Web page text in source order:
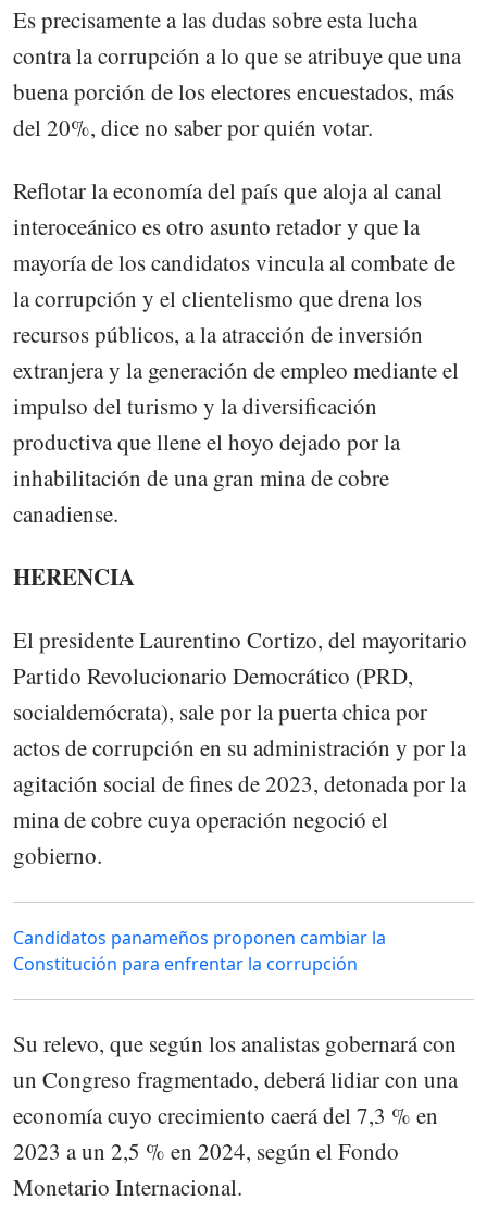
Es precisamente a las dudas sobre esta lucha
contra la corrupción a lo que se atribuye que una
buena porción de los electores encuestados, más
del 20%, dice no saber por quién votar.
Reflotar la economía del país que aloja al canal
interoceánico es otro asunto retador y que la
mayoría de los candidatos vincula al combate de
la corrupción y el clientelismo que drena los
recursos públicos, a la atracción de inversión
extranjera y la generación de empleo mediante el
impulso del turismo y la diversificación
productiva que llene el hoyo dejado por la
inhabilitación de una gran mina de cobre
canadiense.
HERENCIA
El presidente Laurentino Cortizo, del mayoritario
Partido Revolucionario Democrático (PRD,
socialdemócrata), sale por la puerta chica por
actos de corrupción en su administración y por la
agitación social de fines de 2023, detonada por la
mina de cobre cuya operación negoció el
gobierno.
Candidatos panameños proponen cambiar la
Constitución para enfrentar la corrupción
Su relevo, que según los analistas gobernará con
un Congreso fragmentado, deberá lidiar con una
economía cuyo crecimiento caerá del 7,3 % en
2023 a un 2,5 % en 2024, según el Fondo
Monetario Internacional.